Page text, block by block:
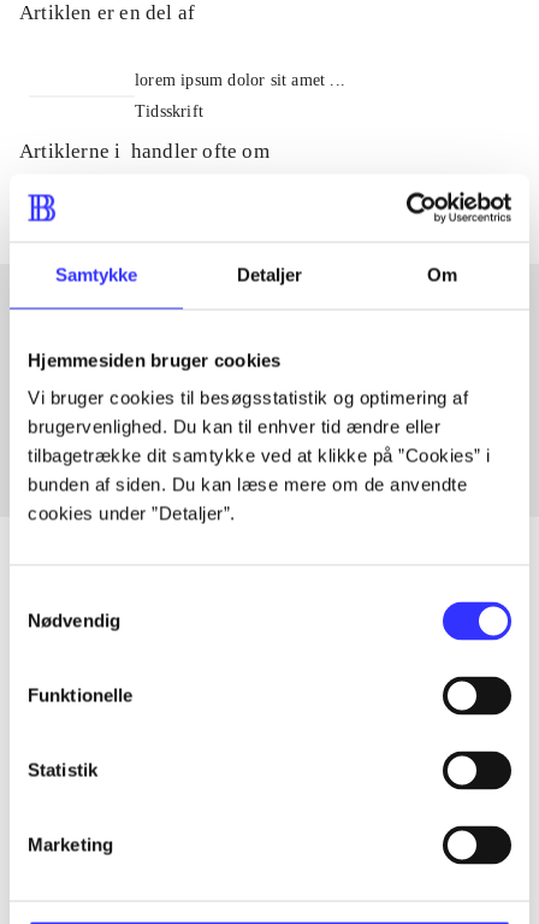
Samtykke Detaljer Om
Hjemmesiden bruger cookies
Vi bruger cookies til besøgsstatistik og optimering af
brugervenlighed. Du kan til enhver tid ændre eller
tilbagetrække dit samtykke ved at klikke på ”Cookies” i
bunden af siden. Du kan læse mere om de anvendte
cookies under ”Detaljer”.
Nødvendig
Funktionelle
Statistik
Marketing
Artiklen er en del af
lorem ipsum dolor sit amet ...
Tidsskrift
Artiklerne i handler ofte om
Artikler med samme emner
Fra
Artikler